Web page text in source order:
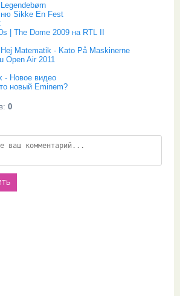
Sikke En Fest
| The Dome 2009 на RTL II
Matematik - Kato På Maskinerne
Open Air 2011
- Новое видео
новый Eminem?
: 0